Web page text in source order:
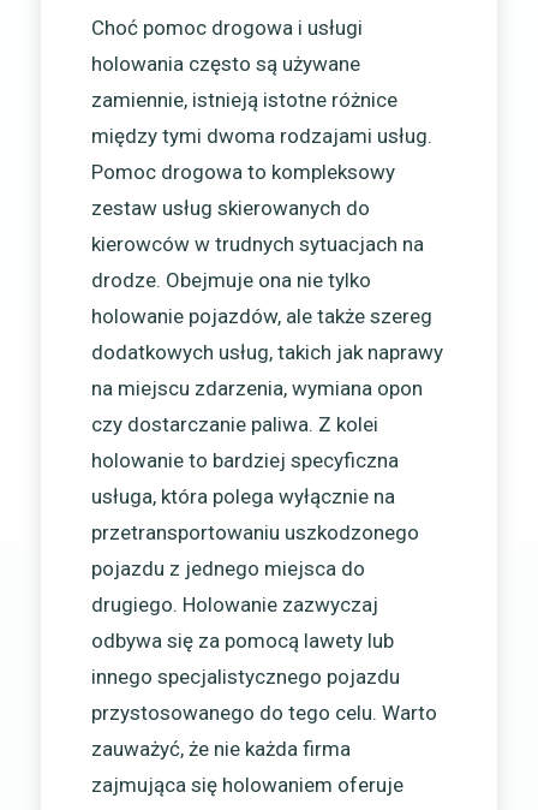
Choć pomoc drogowa i usługi
holowania często są używane
zamiennie, istnieją istotne różnice
między tymi dwoma rodzajami usług.
Pomoc drogowa to kompleksowy
zestaw usług skierowanych do
kierowców w trudnych sytuacjach na
drodze. Obejmuje ona nie tylko
holowanie pojazdów, ale także szereg
dodatkowych usług, takich jak naprawy
na miejscu zdarzenia, wymiana opon
czy dostarczanie paliwa. Z kolei
holowanie to bardziej specyficzna
usługa, która polega wyłącznie na
przetransportowaniu uszkodzonego
pojazdu z jednego miejsca do
drugiego. Holowanie zazwyczaj
odbywa się za pomocą lawety lub
innego specjalistycznego pojazdu
przystosowanego do tego celu. Warto
zauważyć, że nie każda firma
zajmująca się holowaniem oferuje